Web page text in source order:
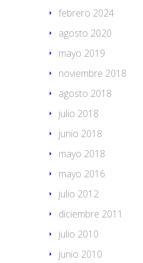
febrero 2024
agosto 2020
mayo 2019
noviembre 2018
agosto 2018
julio 2018
junio 2018
mayo 2018
mayo 2016
julio 2012
diciembre 2011
julio 2010
junio 2010